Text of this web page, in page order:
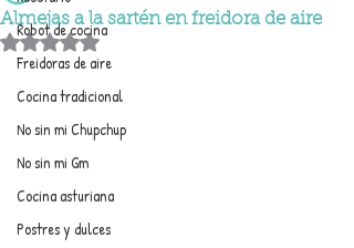
Robot de cocina
Freidoras de aire
Cocina tradicional
No sin mi Chupchup
No sin mi Gm
Cocina asturiana
Postres y dulces
Almejas a la sartén en freidora de aire
Obtuvo NaN de 5 estrellas.